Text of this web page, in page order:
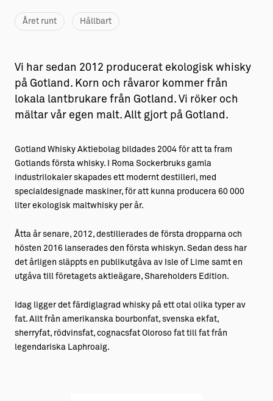
→ Idrottsliv
Barn & Familj
Året runt Hållbart
Vi har sedan 2012 producerat ekologisk whisky
på Gotland. Korn och råvaror kommer från
lokala lantbrukare från Gotland. Vi röker och
mältar vår egen malt. Allt gjort på Gotland.
Gotland Whisky Aktiebolag bildades 2004 för att ta fram
Gotlands första whisky. I Roma Sockerbruks gamla
industrilokaler skapades ett modernt destilleri, med
specialdesignade maskiner, för att kunna producera 60 000
liter ekologisk maltwhisky per år.
Åtta år senare, 2012, destillerades de första dropparna och
hösten 2016 lanserades den första whiskyn. Sedan dess har
det årligen släppts en publikutgåva av Isle of Lime samt en
utgåva till företagets aktieägare, Shareholders Edition.
Idag ligger det färdiglagrad whisky på ett otal olika typer av
fat. Allt från amerikanska bourbonfat, svenska ekfat,
sherryfat, rödvinsfat, cognacsfat Oloroso fat till fat från
legendariska Laphroaig.